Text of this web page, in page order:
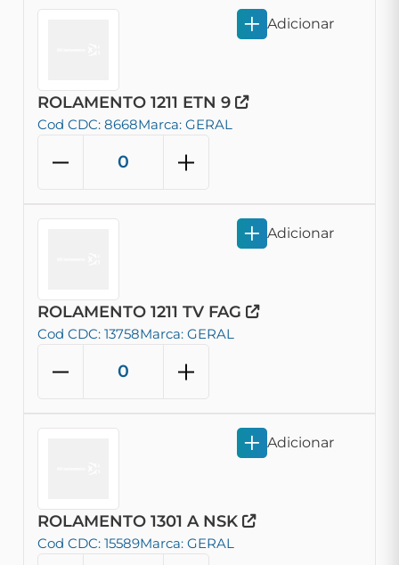
ROLAMENTO 1211 ETN 9
Cod CDC: 8668Marca: GERAL
Adicionar
ROLAMENTO 1211 TV FAG
Cod CDC: 13758Marca: GERAL
Adicionar
ROLAMENTO 1301 A NSK
Cod CDC: 15589Marca: GERAL
Adicionar